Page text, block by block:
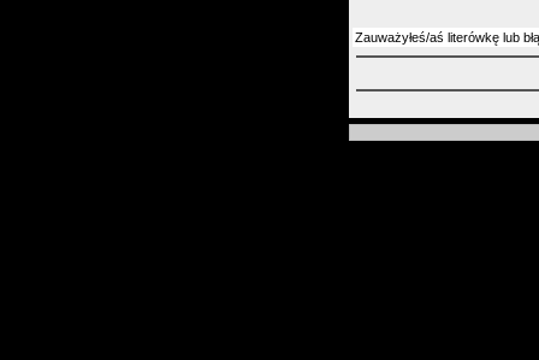
Zauważyłeś/aś literówkę lub